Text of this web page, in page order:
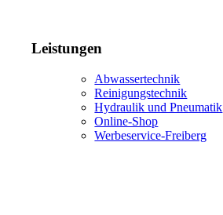
Leistungen
Abwassertechnik
Reinigungstechnik
Hydraulik und Pneumatik
Online-Shop
Werbeservice-Freiberg